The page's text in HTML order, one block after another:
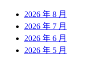
2026 年 8 月
2026 年 7 月
2026 年 6 月
2026 年 5 月